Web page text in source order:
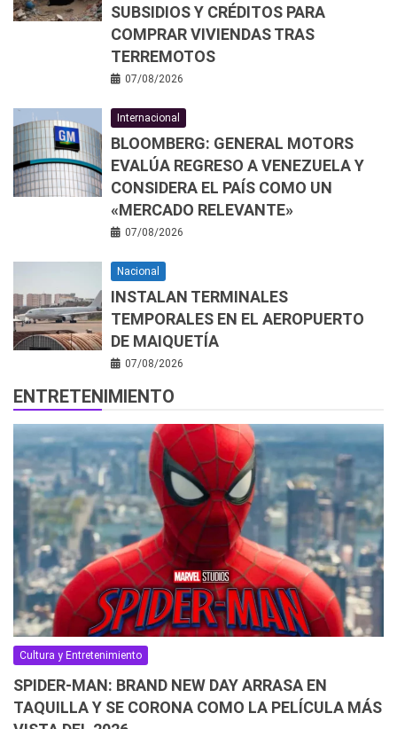
SUBSIDIOS Y CRÉDITOS PARA
COMPRAR VIVIENDAS TRAS
TERREMOTOS
07/08/2026
Internacional
BLOOMBERG: GENERAL MOTORS
EVALÚA REGRESO A VENEZUELA Y
CONSIDERA EL PAÍS COMO UN
«MERCADO RELEVANTE»
07/08/2026
Nacional
INSTALAN TERMINALES
TEMPORALES EN EL AEROPUERTO
DE MAIQUETÍA
07/08/2026
ENTRETENIMIENTO
Cultura y Entretenimiento
SPIDER-MAN: BRAND NEW DAY ARRASA EN
TAQUILLA Y SE CORONA COMO LA PELÍCULA MÁS